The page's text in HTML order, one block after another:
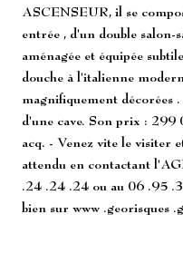
ASCENSEUR, il se
entrée , d'un double salon-
aménagée et équipée
douche à l'italienne
magnifiquement décorées
d'une cave. Son prix :
acq. - Venez vite le visiter
attendu en contactant
.24 .24 .24 ou au 06 .95
bien sur www .georisques